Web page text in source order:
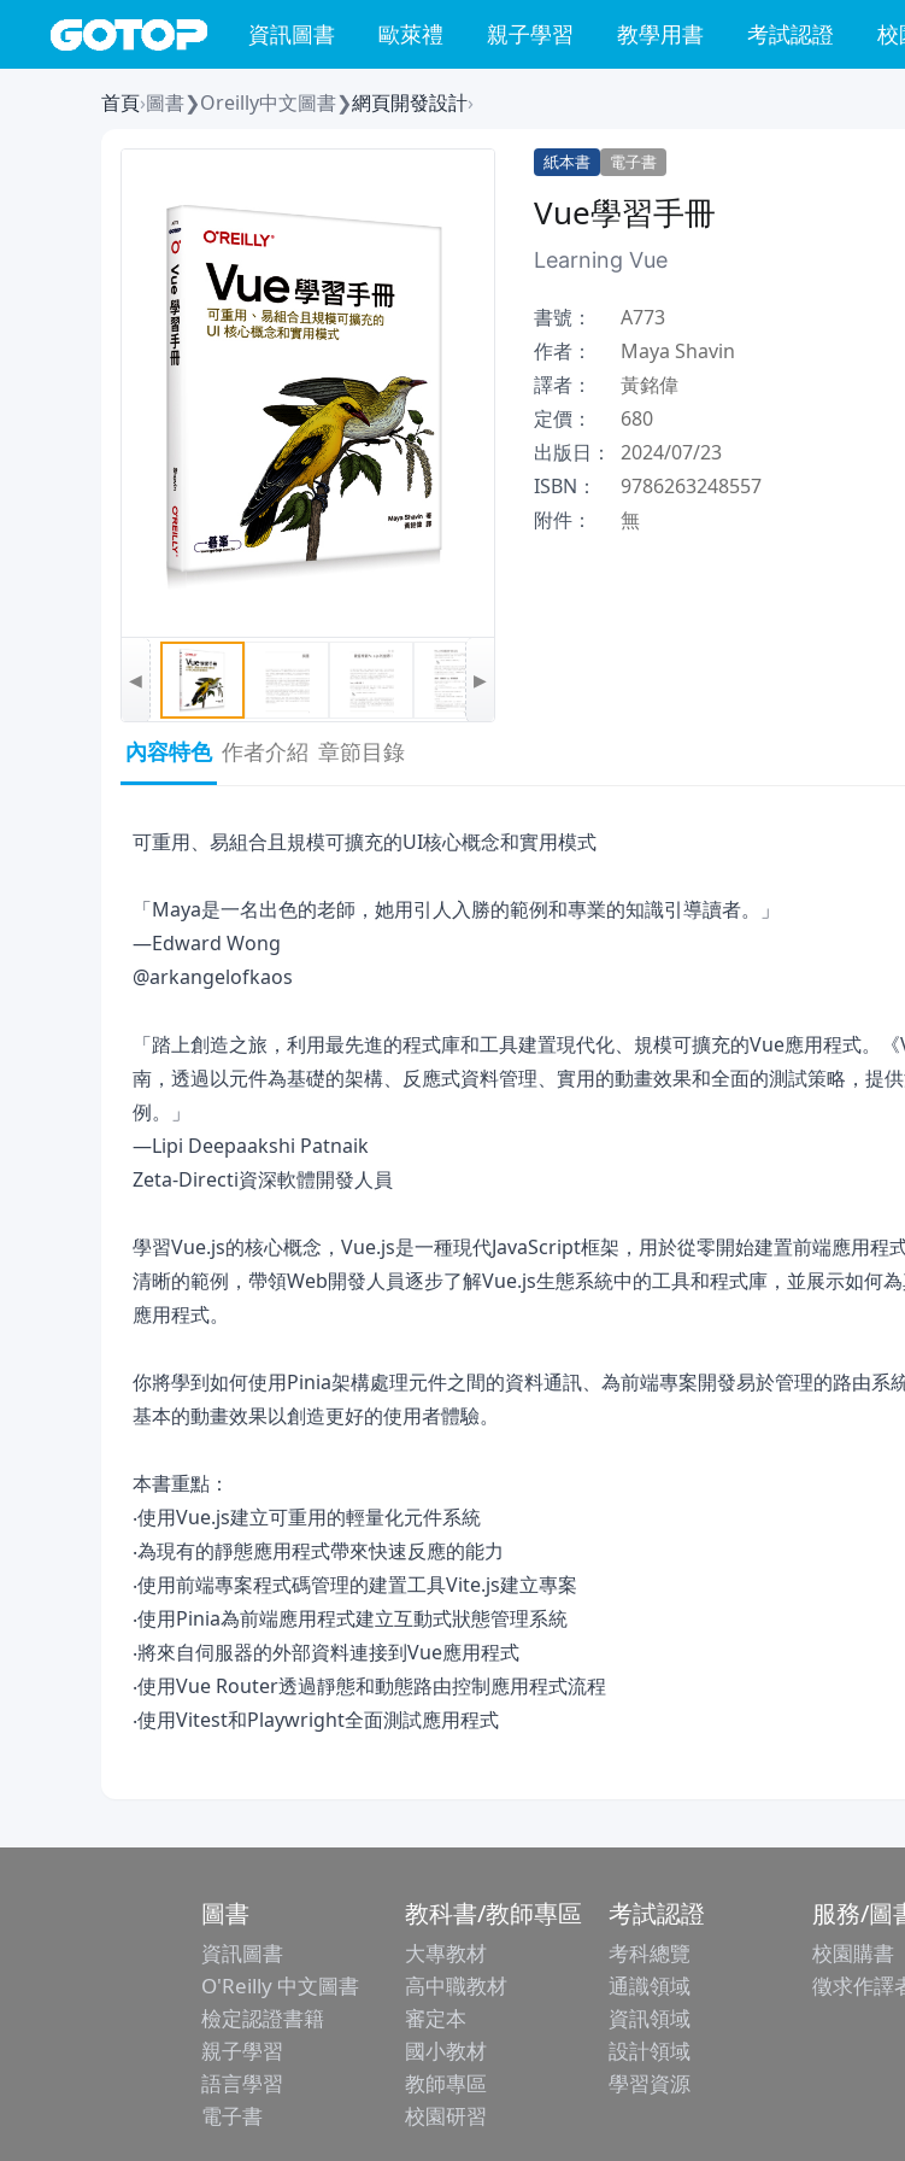
資訊圖書 歐萊禮 親子學習 教學用書 考試認證 校
首頁›圖書❯Oreilly中文圖書❯網頁開發設計›
◀ ▶
紙本書 電子書
Vue學習手冊
Learning Vue
書號：
A773
作者：
Maya Shavin
譯者：
黃銘偉
定價：
680
出版日：
2024/07/23
ISBN：
9786263248557
附件：
無
內容特色 作者介紹 章節目錄
可重用、易組合且規模可擴充的UI核心概念和實用模式
「Maya是一名出色的老師，她用引人入勝的範例和專業的知識引導讀者。」
—Edward Wong
@arkangelofkaos
「踏上創造之旅，利用最先進的程式庫和工具建置現代化、規模可擴充的Vue應用程式。
南，透過以元件為基礎的架構、反應式資料管理、實用的動畫效果和全面的測試策略，提
例。」
—Lipi Deepaakshi Patnaik
Zeta-Directi資深軟體開發人員
學習Vue.js的核心概念，Vue.js是一種現代JavaScript框架，用於從零開始建置前端應用程
清晰的範例，帶領Web開發人員逐步了解Vue.js生態系統中的工具和程式庫，並展示如何
應用程式。
你將學到如何使用Pinia架構處理元件之間的資料通訊、為前端專案開發易於管理的路由系
基本的動畫效果以創造更好的使用者體驗。
本書重點：
‧使用Vue.js建立可重用的輕量化元件系統
‧為現有的靜態應用程式帶來快速反應的能力
‧使用前端專案程式碼管理的建置工具Vite.js建立專案
‧使用Pinia為前端應用程式建立互動式狀態管理系統
‧將來自伺服器的外部資料連接到Vue應用程式
‧使用Vue Router透過靜態和動態路由控制應用程式流程
‧使用Vitest和Playwright全面測試應用程式
圖書
資訊圖書
O'Reilly 中文圖書
檢定認證書籍
親子學習
語言學習
電子書
教科書/教師專區
大專教材
高中職教材
審定本
國小教材
教師專區
校園研習
考試認證
考科總覽
通識領域
資訊領域
設計領域
學習資源
服務/圖
校園購書
徵求作譯